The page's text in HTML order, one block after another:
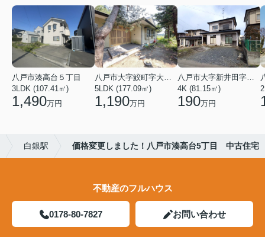
八戸市湊高台５丁目
3LDK (107.41㎡)
1,490万円
八戸市大字鮫町字大草離
5LDK (177.09㎡)
1,190万円
八戸市大字新井田字塩入
4K (81.15㎡)
190万円
白銀駅 価格変更しました！八戸市湊高台5丁目 中古住宅
不動産のフルハウス
0178-80-7827 お問い合わせ